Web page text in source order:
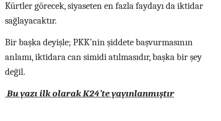
Kürtler görecek, siyaseten en fazla faydayı da iktidar
sağlayacaktır.
Bir başka deyişle; PKK’nin şiddete başvurmasının
anlamı, iktidara can simidi atılmasıdır, başka bir şey
değil.
Bu yazı ilk olarak K24’te yayınlanmıştır